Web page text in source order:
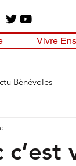
Vivre
Bénévoles
c’est